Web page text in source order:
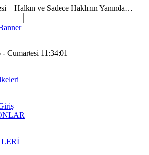
– Halkın ve Sadece Haklının Yanında…
Cumartesi 11:34:01